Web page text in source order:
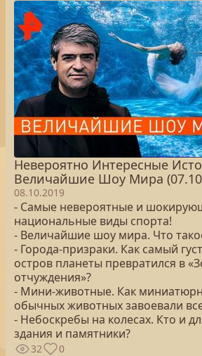
Невероятно Интересные
Величайшие Шоу Мира
08.10.2019
- Самые невероятные и
национальные виды спорта!
- Величайшие шоу мира. Что
- Города-призраки. Как самый
остров планеты превратился в
отчуждения»?
- Мини-животные. Как
обычных животных завоевали
- Небоскребы на колесах. Кто и
здания и памятники?
32 0